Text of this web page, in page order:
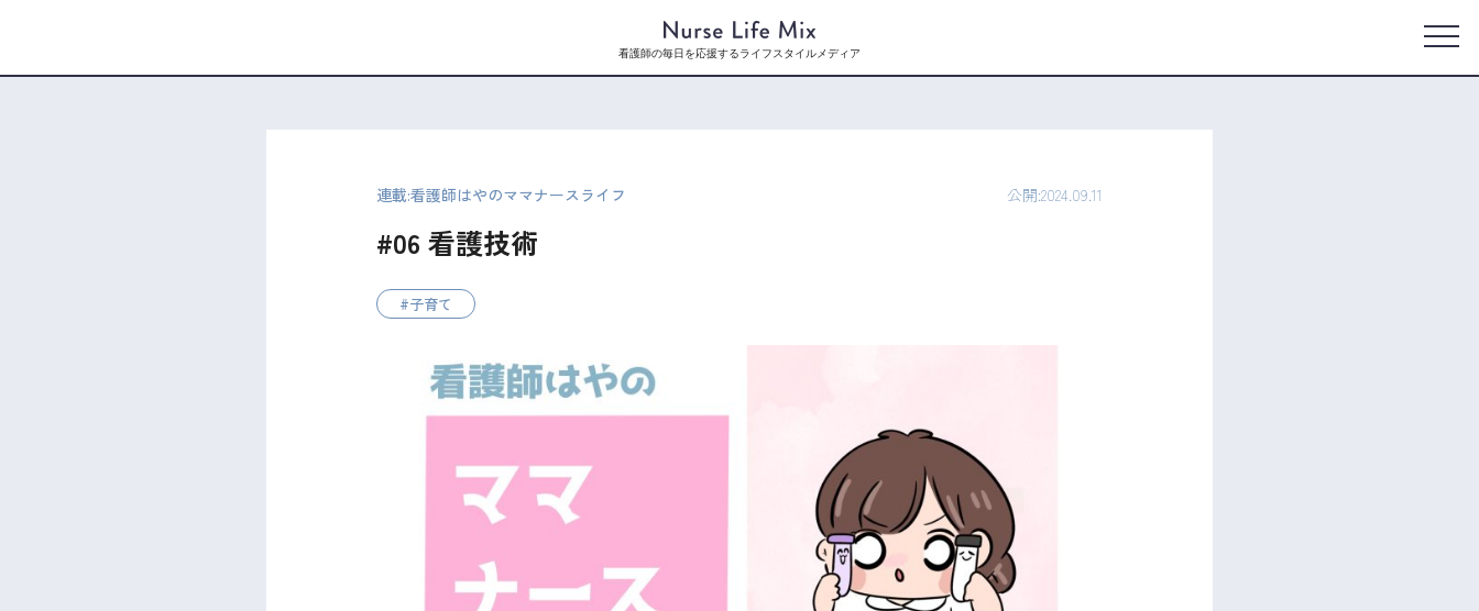
看護師の毎日を応援するライフスタイルメディア
連載:看護師はやのママナースライフ
#06 看護技術
子育て
公開:2024.09.11